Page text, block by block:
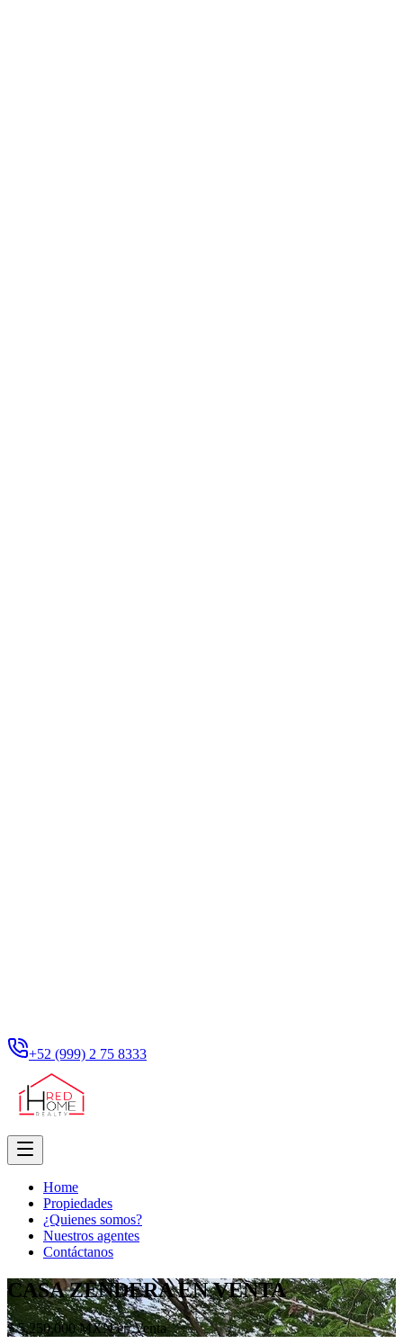
+52 (999) 2 75 8333
Home
Propiedades
¿Quienes somos?
Nuestros agentes
Contáctanos
CASA ZENDERA EN VENTA
$ 5,250,000 MXN en Venta